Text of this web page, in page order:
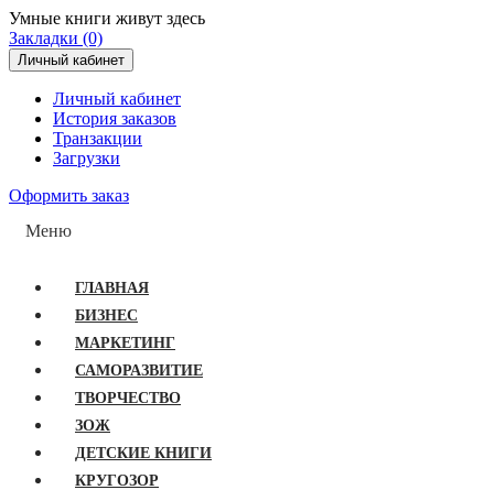
Умные книги живут здесь
Закладки (0)
Личный кабинет
Личный кабинет
История заказов
Транзакции
Загрузки
Оформить заказ
Меню
ГЛАВНАЯ
БИЗНЕС
МАРКЕТИНГ
САМОРАЗВИТИЕ
ТВОРЧЕСТВО
ЗОЖ
ДЕТСКИЕ КНИГИ
КРУГОЗОР